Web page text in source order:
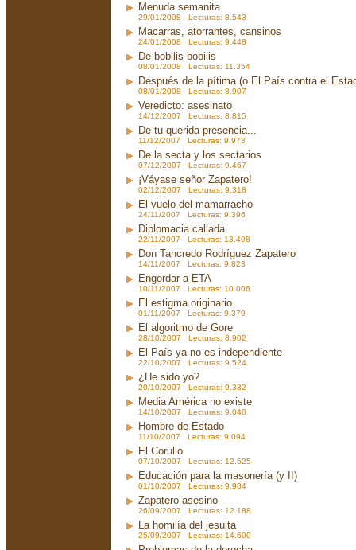
Menuda semanita
29/01/2008 Lecturas: 8.543
Macarras, atorrantes, cansinos
24/01/2008 Lecturas: 9.448
De bobilis bobilis
08/01/2008 Lecturas: 11.354
Después de la pítima (o El País contra el
08/01/2008 Lecturas: 8.907
Veredicto: asesinato
14/12/2007 Lecturas: 8.815
De tu querida presencia...
11/12/2007 Lecturas: 9.973
De la secta y los sectarios
07/12/2007 Lecturas: 9.467
¡Váyase señor Zapatero!
02/12/2007 Lecturas: 9.318
El vuelo del mamarracho
24/11/2007 Lecturas: 9.396
Diplomacia callada
22/11/2007 Lecturas: 13.498
Don Tancredo Rodríguez Zapatero
14/11/2007 Lecturas: 9.823
Engordar a ETA
10/11/2007 Lecturas: 10.006
El estigma originario
01/11/2007 Lecturas: 9.379
El algoritmo de Gore
28/10/2007 Lecturas: 8.902
El País ya no es independiente
22/10/2007 Lecturas: 9.524
¿He sido yo?
20/10/2007 Lecturas: 9.332
Media América no existe
14/10/2007 Lecturas: 9.048
Hombre de Estado
11/10/2007 Lecturas: 9.094
El Corullo
07/10/2007 Lecturas: 12.525
Educación para la masonería (y II)
01/10/2007 Lecturas: 9.984
Zapatero asesino
26/09/2007 Lecturas: 12.188
La homilía del jesuita
25/09/2007 Lecturas: 14.600